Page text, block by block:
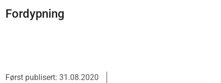
Fordypning
Først publisert: 31.08.2020